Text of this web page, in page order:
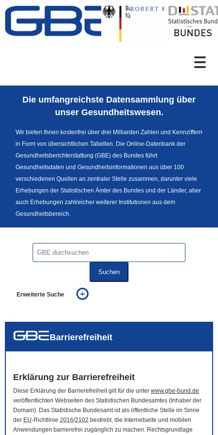
Zum Inhalt
Sprachumschaltung
Die umfangreichste Datensammlung über
unser Gesundheitswesen.
Wir bieten Ihnen kostenfrei über drei Milliarden Zahlen und Kennziffern
in Form von übersichtlichen Tabellen. Die Online-Datenbank der
Gesundheitsberichterstattung (GBE) des Bundes führt
Gesundheitsdaten und Gesundheitsinformationen aus über 100
verschiedenen Quellen an zentraler Stelle zusammen, darunter viele
Erhebungen der Statistischen Ämter des Bundes und der Länder, aber
auch Erhebungen zahlreicher weiterer Institutionen aus dem
Gesundheitsbereich.
Suchen
Erweiterte Suche
auch in allen Texten suchen (Volltextsuche)
Barrierefreiheit
Erklärung zur Barrierefreiheit
Diese Erklärung der Barrierefreiheit gilt für die unter www.gbe-bund.de
veröffentlichten Webseiten des Statistischen Bundesamtes (Inhaber der
Domain). Das Statistische Bundesamt ist als öffentliche Stelle im Sinne
der EU-Richtlinie 2016/2102 bestrebt, die Internetseite und mobilen
Anwendungen barrierefrei zugänglich zu machen. Rechtsgrundlage